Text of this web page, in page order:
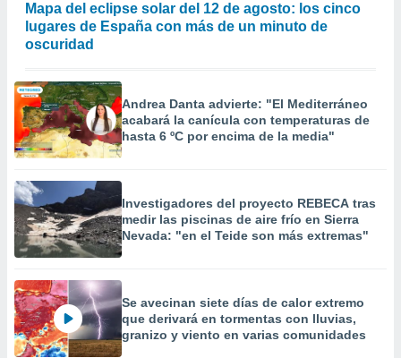
Mapa del eclipse solar del 12 de agosto: los cinco
lugares de España con más de un minuto de
oscuridad
Andrea Danta advierte: "El Mediterráneo
acabará la canícula con temperaturas de
hasta 6 ºC por encima de la media"
Investigadores del proyecto REBECA tras
medir las piscinas de aire frío en Sierra
Nevada: "en el Teide son más extremas"
Se avecinan siete días de calor extremo
que derivará en tormentas con lluvias,
granizo y viento en varias comunidades